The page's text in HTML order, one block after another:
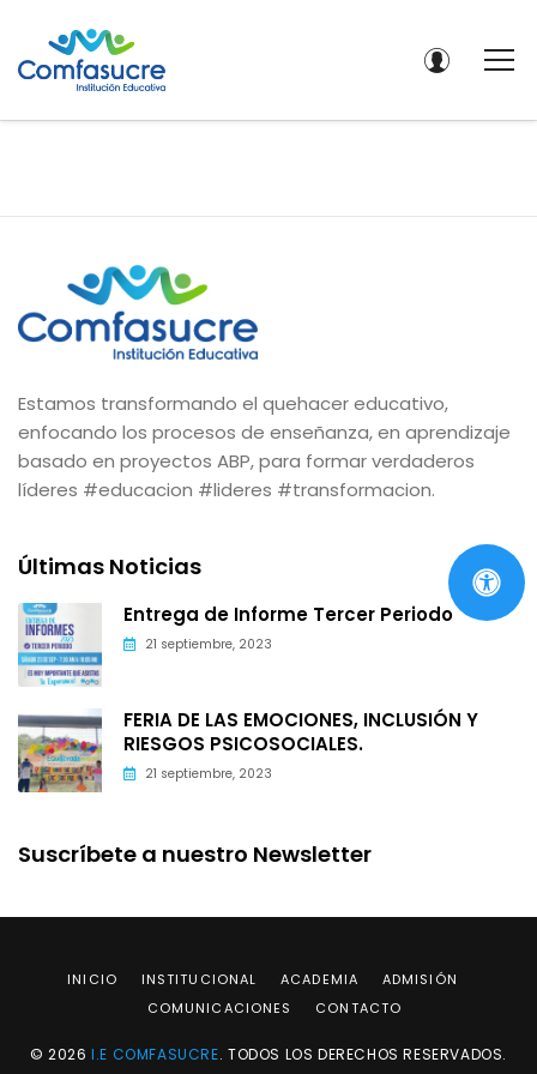
Estamos transformando el quehacer educativo,
enfocando los procesos de enseñanza, en aprendizaje
basado en proyectos ABP, para formar verdaderos
líderes #educacion #lideres #transformacion.
Últimas Noticias
Entrega de Informe Tercer Periodo
21 septiembre, 2023
FERIA DE LAS EMOCIONES, INCLUSIÓN Y
RIESGOS PSICOSOCIALES.
21 septiembre, 2023
Suscríbete a nuestro Newsletter
INICIO INSTITUCIONAL ACADEMIA
ADMISIÓN
COMUNICACIONES
CONTACTO
© 2026I.E COMFASUCRE. TODOS LOS DERECHOS RESERVADOS.